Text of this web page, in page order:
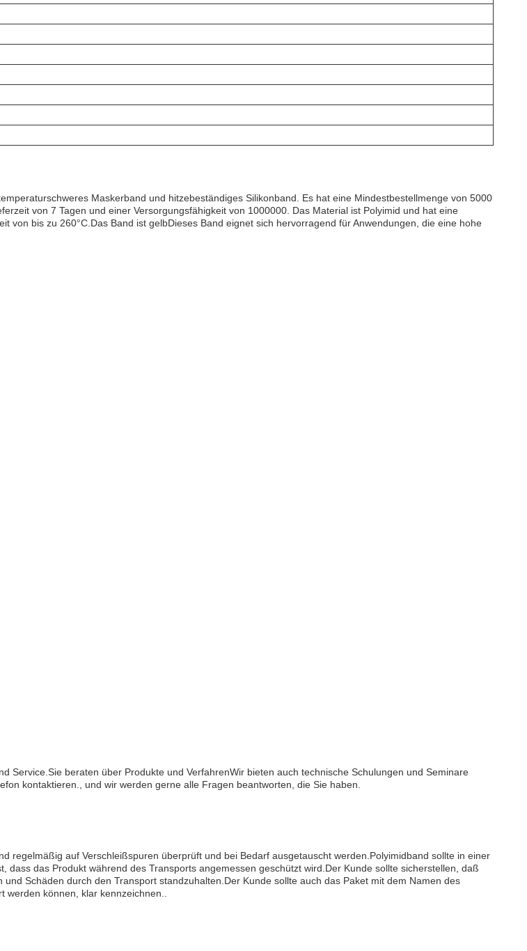
Maskerband und hitzebeständiges Silikonband. Es hat eine Mindestbestellmenge von 5000
von 7 Tagen und einer Versorgungsfähigkeit von 1000000. Das Material ist Polyimid und hat eine
von bis zu 260°C.Das Band ist gelbDieses Band eignet sich hervorragend für Anwendungen, die eine hohe
Service.Sie beraten über Produkte und VerfahrenWir bieten auch technische Schulungen und Seminare
kontaktieren., und wir werden gerne alle Fragen beantworten, die Sie haben.
regelmäßig auf Verschleißspuren überprüft und bei Bedarf ausgetauscht werden.Polyimidband sollte in einer
das Produkt während des Transports angemessen geschützt wird.Der Kunde sollte sicherstellen, daß
Schäden durch den Transport standzuhalten.Der Kunde sollte auch das Paket mit dem Namen des
können, klar kennzeichnen..